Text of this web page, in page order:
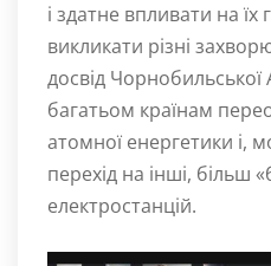
і здатне впливати на
викликати різні
досвід Чорнобильської
багатьом країнам
атомної енергетики і,
перехід на інші, більш
електростанцій.